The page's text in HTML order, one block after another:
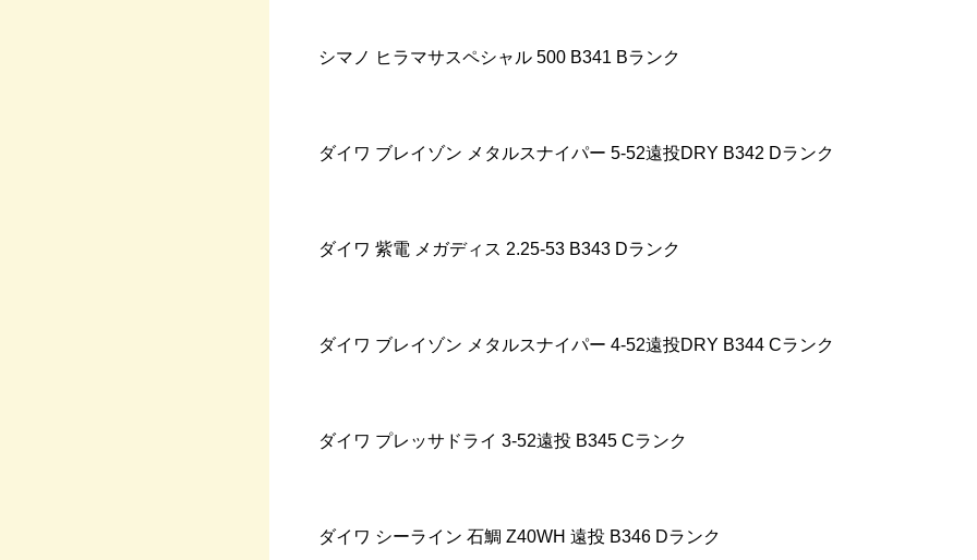
シマノ ヒラマサスペシャル 500 B341 Bランク
ダイワ ブレイゾン メタルスナイパー 5-52遠投DRY B342 Dランク
ダイワ 紫電 メガディス 2.25-53 B343 Dランク
ダイワ ブレイゾン メタルスナイパー 4-52遠投DRY B344 Cランク
ダイワ プレッサドライ 3-52遠投 B345 Cランク
ダイワ シーライン 石鯛 Z40WH 遠投 B346 Dランク